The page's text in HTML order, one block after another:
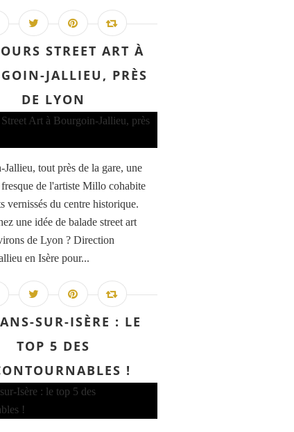
STREET ART À
JALLIEU, PRÈS
DE LYON
tout près de la gare, une
de l'artiste Millo cohabite
vernissés du centre historique.
une idée de balade street art
de Lyon ? Direction
en Isère pour...
SUR-ISÈRE : LE
TOP 5 DES
!